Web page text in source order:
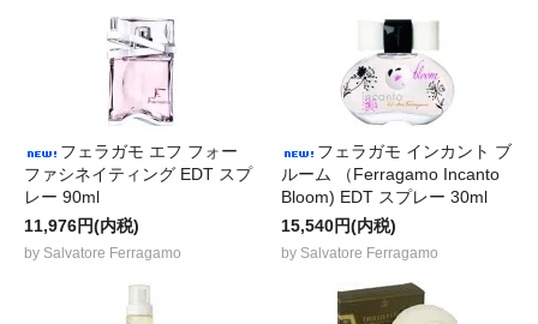
フェラガモ エフ フォー
ファシネイティング EDT スプ
レー 90ml
11,976円(内税)
by Salvatore Ferragamo
フェラガモ インカント ブ
ルーム （Ferragamo Incanto
Bloom) EDT スプレー 30ml
15,540円(内税)
by Salvatore Ferragamo